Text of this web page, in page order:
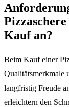
Kauf an?
Beim Kauf einer
Qualitätsmerkmale
langfristig Freude
erleichtern den